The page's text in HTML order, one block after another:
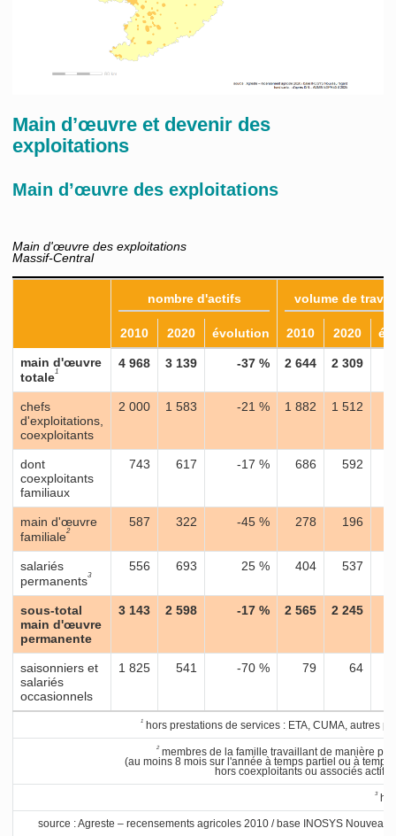
Main d’œuvre et devenir des
exploitations
Main d’œuvre des exploitations
Main d'œuvre des exploitations
Massif-Central
nombre d'actifs volume de
2010 2020 évolution 2010 2020
main d'œuvre
totale1
4 968 3 139 -37 % 2 644 2 309
chefs
d'exploitations,
coexploitants
2 000 1 583 -21 % 1 882 1 512
dont
coexploitants
familiaux
743 617 -17 % 686 592
main d'œuvre
familiale2
587 322 -45 % 278 196
salariés
permanents3
556 693 25 % 404 537
sous-total
main d'œuvre
permanente
3 143 2 598 -17 % 2 565 2 245
saisonniers et
salariés
occasionnels
1 825 541 -70 % 79 64
source : Agreste – recensements agricoles 2010 / base INOSYS Nouveau
1 hors prestations de services : ETA, CUMA, autres
2 membres de la famille travaillant de manière
(au moins 8 mois sur l'année à temps partiel ou à temps
hors coexploitants ou associés actifs
3